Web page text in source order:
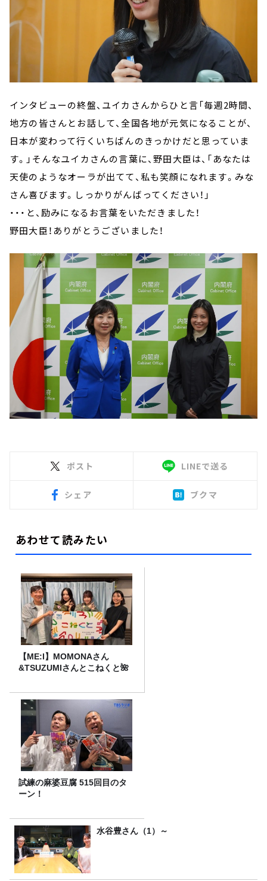
インタビューの終盤、ユイカさんからひと言「毎週2時間、
地方の皆さんとお話して、全国各地が元気になることが、
日本が変わって行くいちばんのきっかけだと思っていま
す。」そんなユイカさんの言葉に、野田大臣は、「あなたは
天使のようなオーラが出てて、私も笑顔になれます。みな
さん喜びます。しっかりがんばってください！」
・・・と、励みになるお言葉をいただきました！
野田大臣！ありがとうございました！
ポスト LINEで送る
シェア ブクマ
あわせて読みたい
【ME:I】MOMONAさん
&TSUZUMIさんとこねくと🌺
試練の麻婆豆腐 515回目のタ
ーン！
水谷豊さん（1）～